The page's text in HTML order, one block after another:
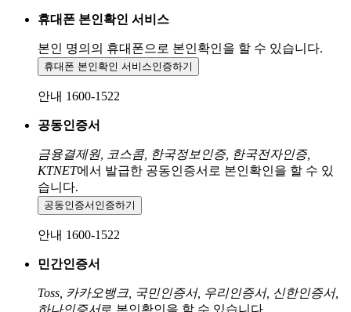
휴대폰 본인확인 서비스
본인 명의의 휴대폰으로 본인확인을 할 수 있습니다.
휴대폰 본인확인 서비스인증하기
안내 1600-1522
공동인증서
금융결제원, 코스콤, 한국정보인증, 한국전자인증,
KTNET에서 발급한 공동인증서로 본인확인을 할 수 있
습니다.
공동인증서 인증하기
안내 1600-1522
민간인증서
Toss, 카카오뱅크, 국민인증서, 우리인증서, 신한인증서,